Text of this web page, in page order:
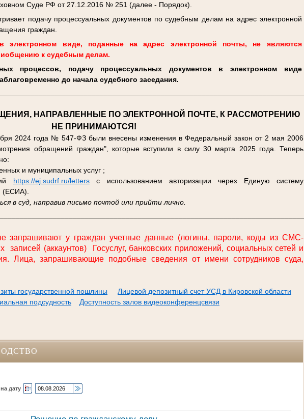
Суде РФ от 27.12.2016 № 251 (далее - Порядок).
подачу процессуальных документов по судебным делам на адрес электронной
граждан.
электронном виде, поданные на адрес электронной почты, не являются
к судебным делам.
процессов, подачу процессуальных документов в электронном виде
до начала судебного заседания.
НАПРАВЛЕННЫЕ ПО ЭЛЕКТРОННОЙ ПОЧТЕ, К РАССМОТРЕНИЮ
НЕ ПРИНИМАЮТСЯ!
2024 года № 547-ФЗ были внесены изменения в Федеральный закон от 2 мая 2006
обращений граждан", которые вступили в силу 30 марта 2025 года. Теперь
и муниципальных услуг ;
https://ej.sudrf.ru/lettersс использованием авторизации через Единую систему
(ЕСИА).
в суд, направив письмо почтой или прийти лично.
запрашивают у граждан учетные данные (логины, пароли, коды из СМС-
записей (аккаунтов)
Госуслуг, банковских приложений, социальных сетей и
Лица, запрашивающие подобные сведения от имени сотрудников суда,
государственной пошлины
Лицевой депозитный счет УСД в Кировской области
подсудность
Доступность залов видеоконференцсвязи
дату